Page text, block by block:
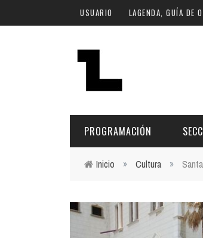
Pasar al contenido principal
USUARIO LAGENDA, GUÍA DE
PROGRAMACIÓN
Hoy
Inicio » Cultura »